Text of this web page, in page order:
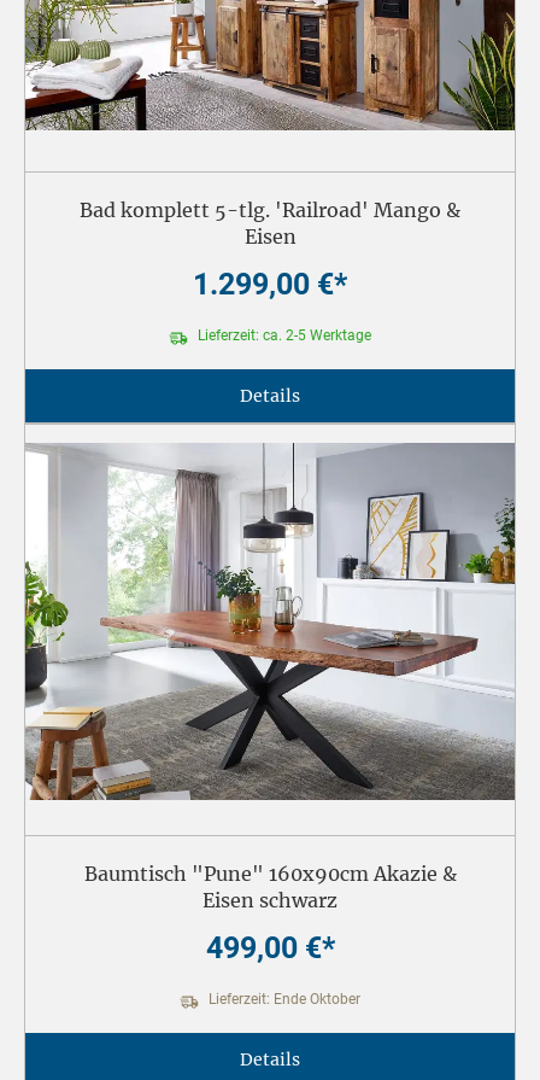
Bad komplett 5-tlg. 'Railroad' Mango &
Eisen
1.299,00 €*
Lieferzeit: ca. 2-5 Werktage
Details
Baumtisch "Pune" 160x90cm Akazie &
Eisen schwarz
499,00 €*
Lieferzeit: Ende Oktober
Details